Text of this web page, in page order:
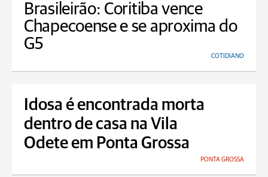
Brasileirão: Coritiba vence
Chapecoense e se aproxima do
G5
COTIDIANO
Idosa é encontrada morta
dentro de casa na Vila
Odete em Ponta Grossa
PONTA GROSSA